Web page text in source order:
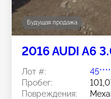
Будущая продажа
2016 AUDI A6
Лот #:
Пробег:
Повреждения: